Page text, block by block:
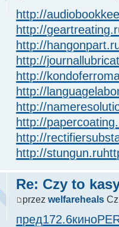
http://
http://
http://
http://
http://
http://
http://
http://
http://
http://stungun.ru
Re: Czy to
przezwelfareheals
пред172.6кино